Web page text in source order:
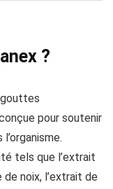
?
pour soutenir
tels que l’extrait
noix, l’extrait de